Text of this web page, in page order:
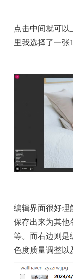
点击中间就可以
里我选择了一张
编辑界面很好理
保存出来为其他
等。而右边则是
色度质量调整以